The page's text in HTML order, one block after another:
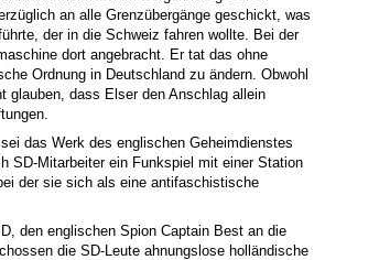
an alle Grenzübergänge geschickt, was
der in die Schweiz fahren wollte. Bei der
dort angebracht. Er tat das ohne
Ordnung in Deutschland zu ändern. Obwohl
glauben, dass Elser den Anschlag allein
das Werk des englischen Geheimdienstes
SD-Mitarbeiter ein Funkspiel mit einer Station
der sie sich als eine antifaschistische
den englischen Spion Captain Best an die
die SD-Leute ahnungslose holländische